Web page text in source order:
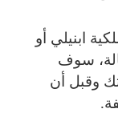
ابنيلي أو
سوف
وقبل أن